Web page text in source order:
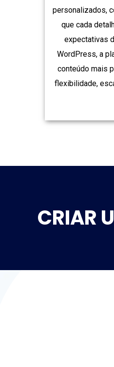
personalizados,
que cada
expectativas
WordPress, a
conteúdo mais
flexibilidade,
CRIAR